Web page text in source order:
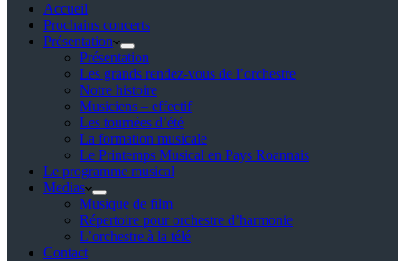
Accueil
Prochains concerts
Présentation
Présentation
Les grands rendez-vous de l’orchestre
Notre histoire
Musiciens – effectif
Les tournées d’été
La formation musicale
Le Printemps Musical en Pays Roannais
Le programme musical
Medias
Musique de film
Répertoire pour orchestre d’harmonie
L’orchestre à la télé
Contact